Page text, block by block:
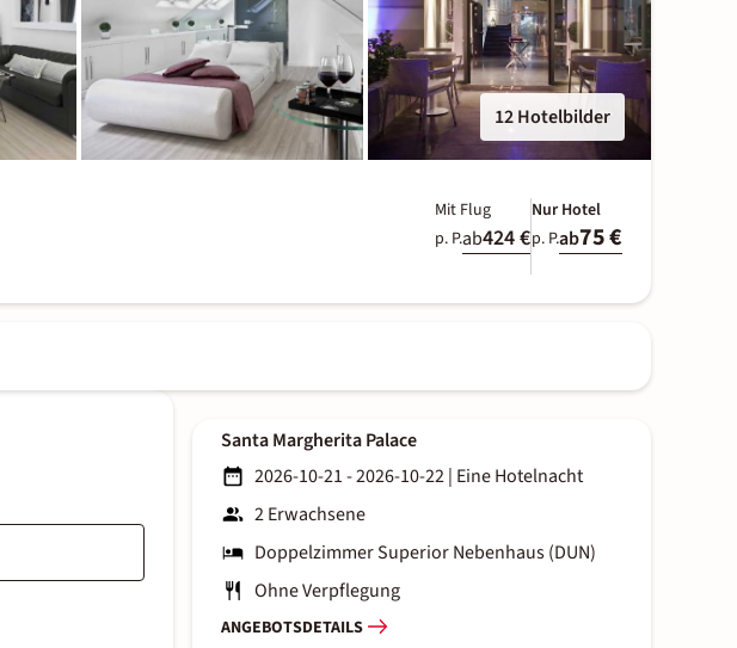
12 Hotelbilder
Mit Flug
p. P.ab424 €
Nur Hotel
p. P.ab75 €
Santa Margherita Palace
2026-10-21 - 2026-10-22| Eine Hotelnacht
2 Erwachsene
Doppelzimmer Superior Nebenhaus (DUN)
Ohne Verpflegung
ANGEBOTSDETAILS